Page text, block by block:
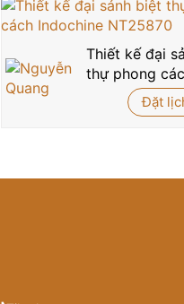
Thiết kế đại
thự phong
Indochine
Đặt